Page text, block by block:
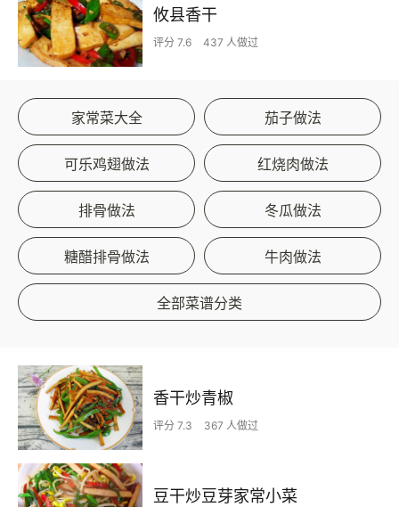
攸县香干
评分 7.6 437 人做过
家常菜大全 茄子做法
可乐鸡翅做法 红烧肉做法
排骨做法 冬瓜做法
糖醋排骨做法 牛肉做法
全部菜谱分类
香干炒青椒
评分 7.3 367 人做过
豆干炒豆芽家常小菜